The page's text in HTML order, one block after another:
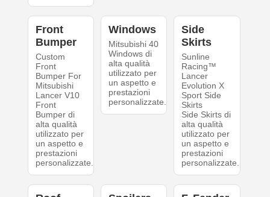
Front
Bumper
Custom
Front
Bumper For
Mitsubishi
Lancer V10
Front
Bumper di
alta qualità
utilizzato per
un aspetto e
prestazioni
personalizzate.
Windows
Mitsubishi 40
Windows di
alta qualità
utilizzato per
un aspetto e
prestazioni
personalizzate.
Side
Skirts
Sunline
Racing™
Lancer
Evolution X
Sport Side
Skirts
Side Skirts di
alta qualità
utilizzato per
un aspetto e
prestazioni
personalizzate.